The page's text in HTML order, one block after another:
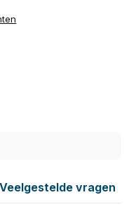
Veelgestelde vragen